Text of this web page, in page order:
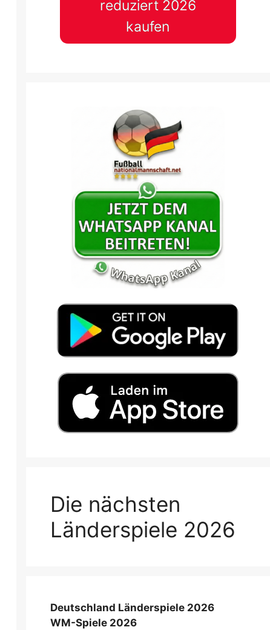
reduziert 2026
kaufen
Die nächsten
Länderspiele 2026
Deutschland Länderspiele 2026
WM-Spiele 2026